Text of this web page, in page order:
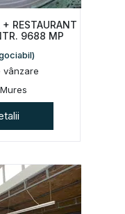
+ RESTAURANT
9688 MP
vânzare